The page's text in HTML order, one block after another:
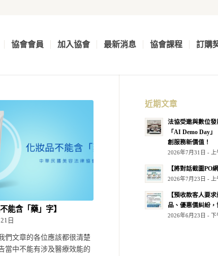
協會會員 加入協會 最新消息 協會課程 訂購
不能含「藥」字】
日
們文章的各位應該都很清楚
當中不能有涉及醫療效能的
近期文章
法協受邀與數位
「AI Demo Day
創服務新價值！
2026年7月31日 - 上
【將對話截圖PO
2026年7月23日 - 上
【預收款客人要
品、優惠價糾紛，
2026年6月23日 - 下